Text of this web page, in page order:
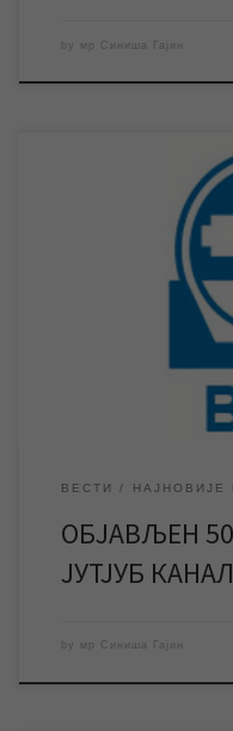
by мр Синиша Гајин
Поред десет година
kanalizacija Zrenjanin
објављен је 500-ти видео
оснивања Службе
покретања сајта и јутјуб
Vodovod i kanalizacija
ВЕСТИ НАЈНОВИЈЕ
ОБЈАВЉЕН
ЈУТЈУБ
by мр Синиша Гајин